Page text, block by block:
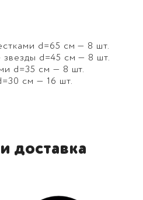
d=65 см — 8 шт.
звезды d=45 см — 8 шт.
d=35 см — 8 шт.
см — 16 шт.
доставка